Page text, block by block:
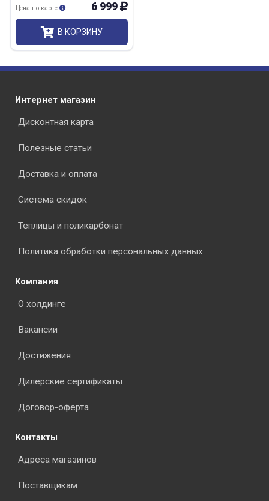
6 999
Цена по карте
В КОРЗИНУ
Интернет магазин
Дисконтная карта
Полезные статьи
Доставка и оплата
Система скидок
Теплицы и поликарбонат
Политика обработки персональных данных
Компания
О холдинге
Вакансии
Достижения
Дилерские сертификаты
Договор-оферта
Контакты
Адреса магазинов
Поставщикам